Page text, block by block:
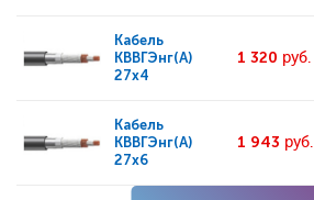
Кабель
КВВГЭнг(А)
27x4
1 320 руб.
Кабель
КВВГЭнг(А)
27x6
1 943 руб.